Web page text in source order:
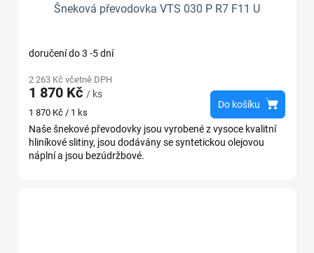
Šneková převodovka VTS 030 P R7 F11 U
doručení do 3 -5 dní
2 263 Kč včetně DPH
1 870 Kč / ks
Měrná
cena:
1 870 Kč / 1 ks
Do košíku
Naše šnekové převodovky jsou vyrobené z vysoce kvalitní
hliníkové slitiny, jsou dodávány se syntetickou olejovou
náplní a jsou bezúdržbové.